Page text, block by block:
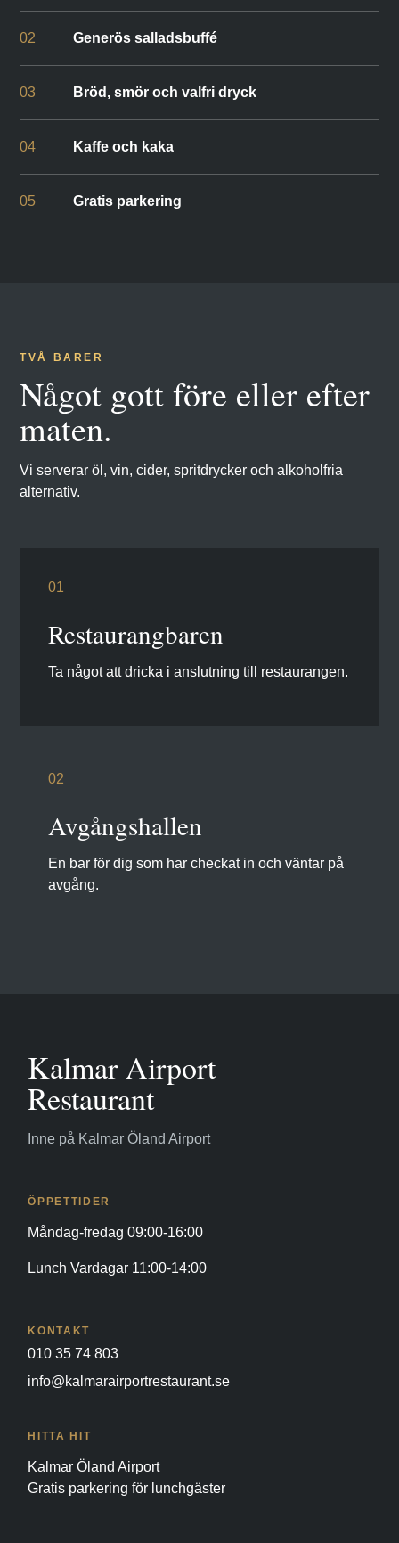
02 Generös salladsbuffé
03 Bröd, smör och valfri dryck
04 Kaffe och kaka
05 Gratis parkering
TVÅ BARER
Något gott före eller efter
maten.
Vi serverar öl, vin, cider, spritdrycker och alkoholfria
alternativ.
01
Restaurangbaren
Ta något att dricka i anslutning till restaurangen.
02
Avgångshallen
En bar för dig som har checkat in och väntar på
avgång.
Kalmar Airport
Restaurant
Inne på Kalmar Öland Airport
ÖPPETTIDER
Måndag-fredag 09:00-16:00
Lunch Vardagar 11:00-14:00
KONTAKT
010 35 74 803
info@kalmarairportrestaurant.se
HITTA HIT
Kalmar Öland Airport
Gratis parkering för lunchgäster